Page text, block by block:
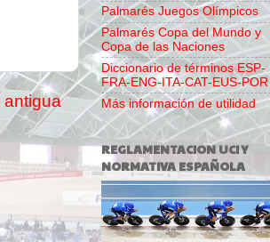
antigua
Palmarés Juegos Olímpicos
Palmarés Copa del Mundo y
Copa de las Naciones
Diccionario de términos ESP-
FRA-ENG-ITA-CAT-EUS-POR
Más información de utilidad
REGLAMENTACION UCI Y
NORMATIVA ESPAÑOLA